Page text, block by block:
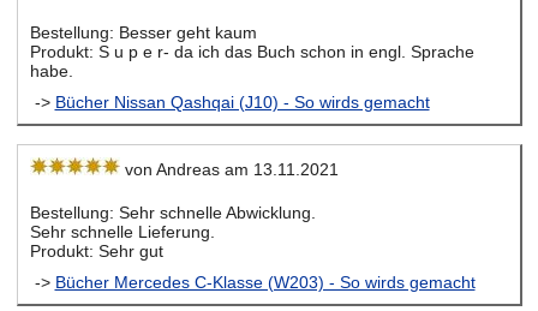
Bestellung: Besser geht kaum
Produkt: S u p e r- da ich das Buch schon in engl. Sprache
habe.
-> Bücher Nissan Qashqai (J10) - So wirds gemacht
von Andreas am 13.11.2021
Bestellung: Sehr schnelle Abwicklung.
Sehr schnelle Lieferung.
Produkt: Sehr gut
-> Bücher Mercedes C-Klasse (W203) - So wirds gemacht